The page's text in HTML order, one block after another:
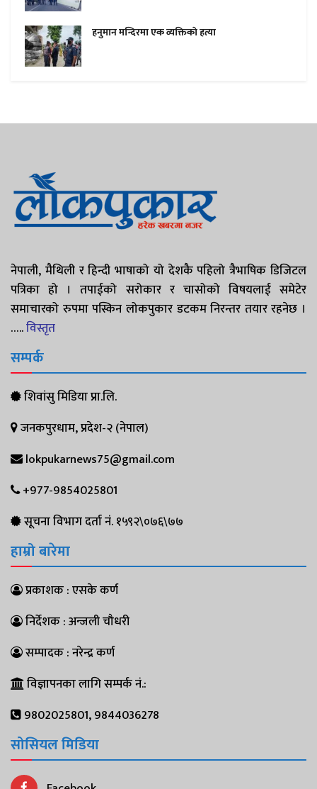
हनुमान मन्दिरमा एक व्यक्तिकाे हत्या
नेपाली, मैथिली र हिन्दी भाषाको यो देशकै पहिलो त्रैभाषिक डिजिटल
पत्रिका हो । तपाईको सरोकार र चासोको विषयलाई समेटेर
समाचारको रुपमा पस्किन लोकपुकार डटकम निरन्तर तयार रहनेछ ।
…..विस्तृत
सम्पर्क
शिवांसु मिडिया प्रा.लि.
जनकपुरधाम, प्रदेश-२ (नेपाल)
lokpukarnews75@gmail.com
+977-9854025801
सूचना विभाग दर्ता नं. १५९२\०७६\७७
हाम्रो बारेमा
प्रकाशक : एसके कर्ण
निर्देशक : अन्जली चौधरी
सम्पादक : नरेन्द्र कर्ण
विज्ञापनका लागि सम्पर्क नं.:
9802025801, 9844036278
सोसियल मिडिया